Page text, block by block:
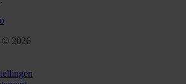
© 2026